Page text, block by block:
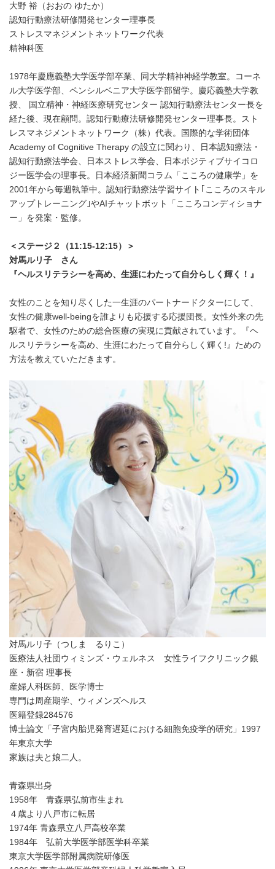
大野 裕（おおの ゆたか）
認知行動療法研修開発センター理事長
ストレスマネジメントネットワーク代表
精神科医
1978年慶應義塾大学医学部卒業、同大学精神神経学教室。コーネ
ル大学医学部、ペンシルベニア大学医学部留学。慶応義塾大学教
授、 国立精神・神経医療研究センター 認知行動療法センター長を
経た後、現在顧問。認知行動療法研修開発センター理事長。スト
レスマネジメントネットワーク（株）代表。国際的な学術団体
Academy of Cognitive Therapy の設立に関わり、日本認知療法・
認知行動療法学会、日本ストレス学会、日本ポジティブサイコロ
ジー医学会の理事長。日本経済新聞コラム「こころの健康学」を
2001年から毎週執筆中。認知行動療法学習サイト｢こころのスキル
アップトレーニング｣やAIチャットボット「こころコンディショナ
ー」を発案・監修。
＜ステージ２（11:15-12:15）＞
対馬ルリ子 さん
『ヘルスリテラシーを高め、生涯にわたって自分らしく輝く！』
女性のことを知り尽くした一生涯のパートナードクターにして、
女性の健康well-beingを誰よりも応援する応援団長。女性外来の先
駆者で、女性のための総合医療の実現に貢献されています。『ヘ
ルスリテラシーを高め、生涯にわたって自分らしく輝く!』ための
方法を教えていただきます。
対馬ルリ子（つしま るりこ）
医療法人社団ウィミンズ・ウェルネス 女性ライフクリニック銀
座・新宿 理事長
産婦人科医師、医学博士
専門は周産期学、ウィメンズヘルス
医籍登録284576
博士論文「子宮内胎児発育遅延における細胞免疫学的研究」1997
年東京大学
家族は夫と娘二人。
青森県出身
1958年 青森県弘前市生まれ
４歳より八戸市に転居
1974年 青森県立八戸高校卒業
1984年 弘前大学医学部医学科卒業
東京大学医学部附属病院研修医